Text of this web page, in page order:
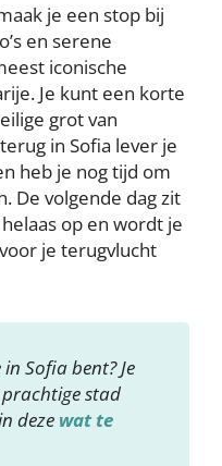
je een stop bij
en serene
iconische
Je kunt een korte
grot van
in Sofia lever je
heb je nog tijd om
De volgende dag zit
op en wordt je
je terugvlucht
Sofia bent? Je
prachtige stad
deze wat te